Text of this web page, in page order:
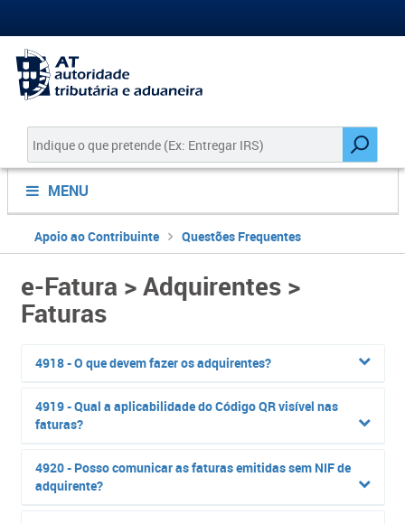
MENU
Apoio ao Contribuinte Questões Frequentes
e-Fatura > Adquirentes >
Faturas
4918 - O que devem fazer os adquirentes?
4919 - Qual a aplicabilidade do Código QR visível nas
faturas?
4920 - Posso comunicar as faturas emitidas sem NIF de
adquirente?